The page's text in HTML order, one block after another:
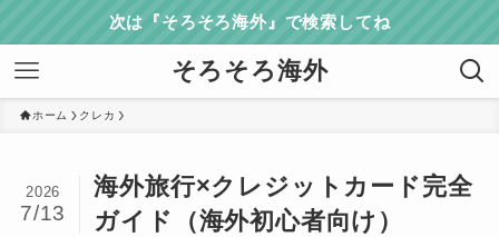
次は『そろそろ海外』で検索してね
そろそろ海外
ホーム クレカ
海外旅行×クレジットカード完全
ガイド（海外初心者向け）
2026
7/13